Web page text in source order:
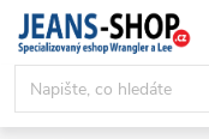
Přejít
obsah